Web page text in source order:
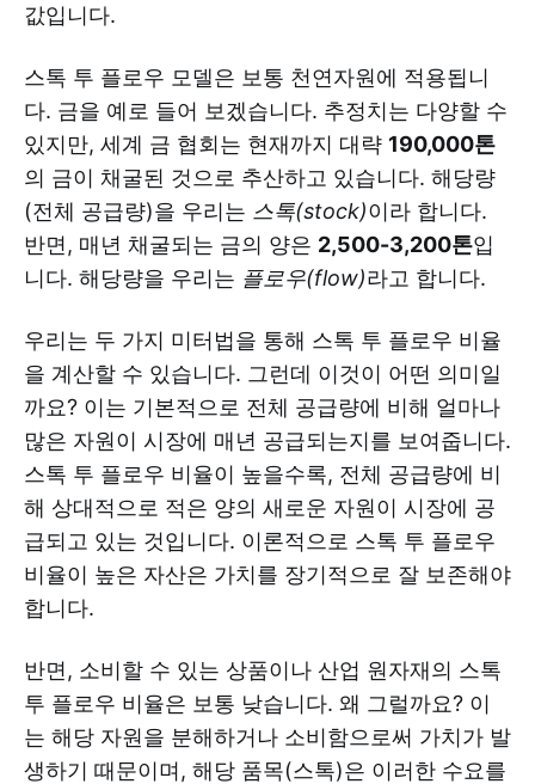
값입니다.
스톡 투 플로우 모델은 보통 천연자원에 적용됩니
다. 금을 예로 들어 보겠습니다. 추정치는 다양할 수
있지만, 세계 금 협회는 현재까지 대략 190,000톤
의 금이 채굴된 것으로 추산하고 있습니다. 해당량
(전체 공급량)을 우리는 스톡(stock)이라 합니다.
반면, 매년 채굴되는 금의 양은 2,500-3,200톤입
니다. 해당량을 우리는 플로우(flow)라고 합니다.
우리는 두 가지 미터법을 통해 스톡 투 플로우 비율
을 계산할 수 있습니다. 그런데 이것이 어떤 의미일
까요? 이는 기본적으로 전체 공급량에 비해 얼마나
많은 자원이 시장에 매년 공급되는지를 보여줍니다.
스톡 투 플로우 비율이 높을수록, 전체 공급량에 비
해 상대적으로 적은 양의 새로운 자원이 시장에 공
급되고 있는 것입니다. 이론적으로 스톡 투 플로우
비율이 높은 자산은 가치를 장기적으로 잘 보존해야
합니다.
반면, 소비할 수 있는 상품이나 산업 원자재의 스톡
투 플로우 비율은 보통 낮습니다. 왜 그럴까요? 이
는 해당 자원을 분해하거나 소비함으로써 가치가 발
생하기 때문이며, 해당 품목(스톡)은 이러한 수요를